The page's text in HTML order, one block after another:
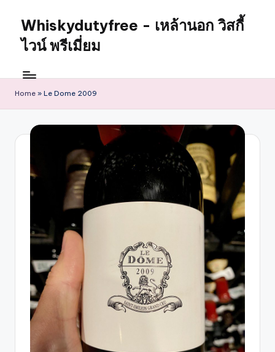
Whiskydutyfree - เหล้านอก วิสกี้
ไวน์ พรีเมี่ยม
Home » Le Dome 2009